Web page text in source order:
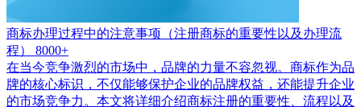
商标办理过程中的注意事项（注册商标的重要性以及办理流
程）
8000+
在当今竞争激烈的市场中，品牌的力量不容忽视。商标作为品
牌的核心标识，不仅能够保护企业的品牌权益，还能提升企业
的市场竞争力。本文将详细介绍商标注册的重要性、流程以及